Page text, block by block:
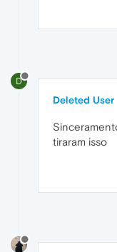
D
Deleted User
tiraram isso